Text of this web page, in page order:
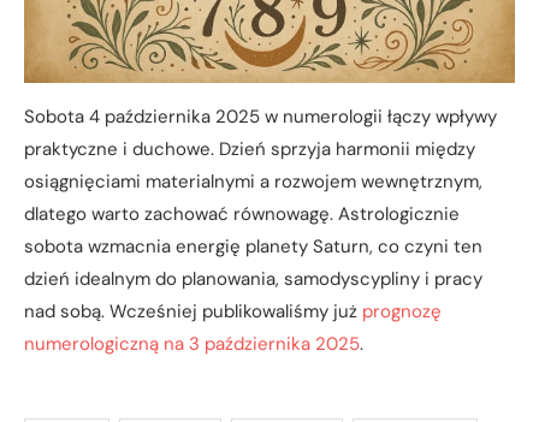
Sobota 4 października 2025 w numerologii łączy wpływy
praktyczne i duchowe. Dzień sprzyja harmonii między
osiągnięciami materialnymi a rozwojem wewnętrznym,
dlatego warto zachować równowagę. Astrologicznie
sobota wzmacnia energię planety Saturn, co czyni ten
dzień idealnym do planowania, samodyscypliny i pracy
nad sobą. Wcześniej publikowaliśmy już prognozę
numerologiczną na 3 października 2025.